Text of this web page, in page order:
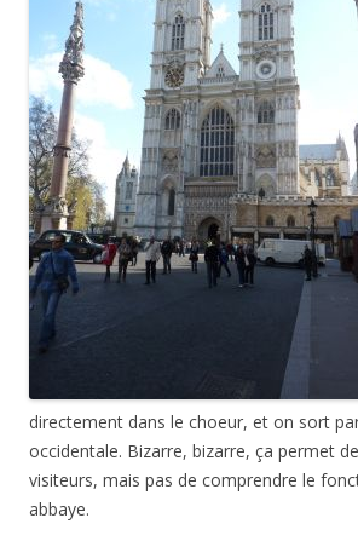
directement dans le choeur, et on sort
occidentale. Bizarre, bizarre, ça permet
visiteurs, mais pas de comprendre le
abbaye.